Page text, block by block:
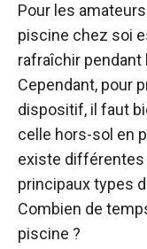
Pour les
piscine chez soi
rafraîchir pendant
Cependant, pour
dispositif, il faut
celle hors-sol en
existe différentes
principaux types
Combien de
piscine ?